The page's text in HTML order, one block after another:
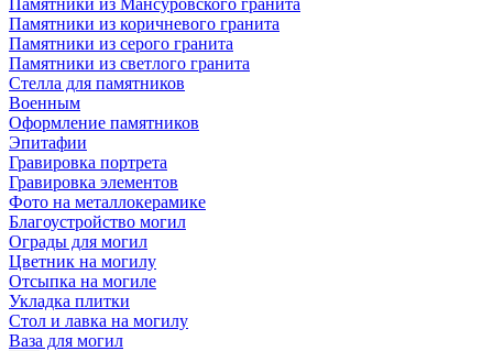
Памятники из Мансуровского гранита
Памятники из коричневого гранита
Памятники из серого гранита
Памятники из светлого гранита
Стелла для памятников
Военным
Оформление памятников
Эпитафии
Гравировка портрета
Гравировка элементов
Фото на металлокерамике
Благоустройство могил
Ограды для могил
Цветник на могилу
Отсыпка на могиле
Укладка плитки
Стол и лавка на могилу
Ваза для могил